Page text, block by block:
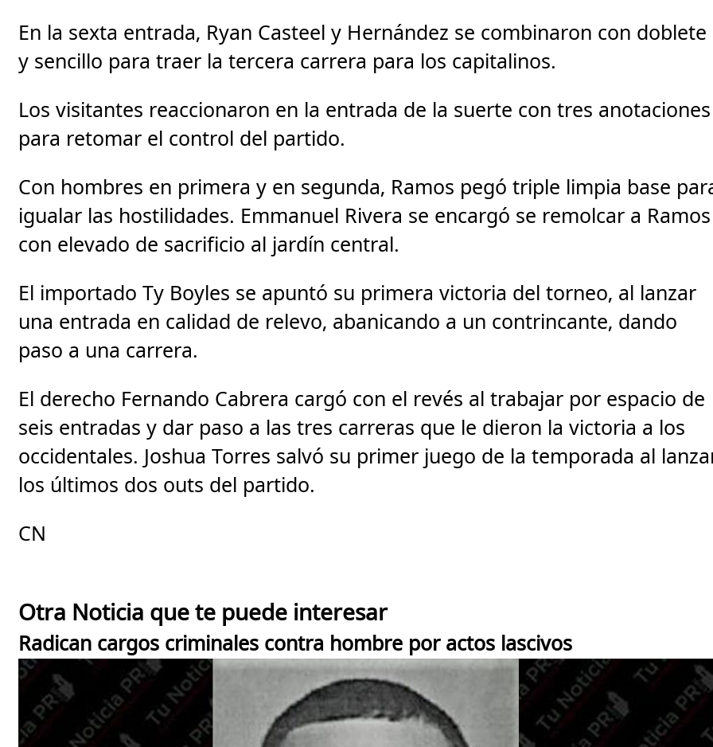
En la sexta entrada, Ryan Casteel y Hernández se combinaron con doblete
y sencillo para traer la tercera carrera para los capitalinos.
Los visitantes reaccionaron en la entrada de la suerte con tres anotaciones
para retomar el control del partido.
Con hombres en primera y en segunda, Ramos pegó triple limpia base
igualar las hostilidades. Emmanuel Rivera se encargó se remolcar a Ramos
con elevado de sacrificio al jardín central.
El importado Ty Boyles se apuntó su primera victoria del torneo, al lanzar
una entrada en calidad de relevo, abanicando a un contrincante, dando
paso a una carrera.
El derecho Fernando Cabrera cargó con el revés al trabajar por espacio de
seis entradas y dar paso a las tres carreras que le dieron la victoria a los
occidentales. Joshua Torres salvó su primer juego de la temporada al
los últimos dos outs del partido.
CN
Otra Noticia que te puede interesar
Radican cargos criminales contra hombre por actos lascivos